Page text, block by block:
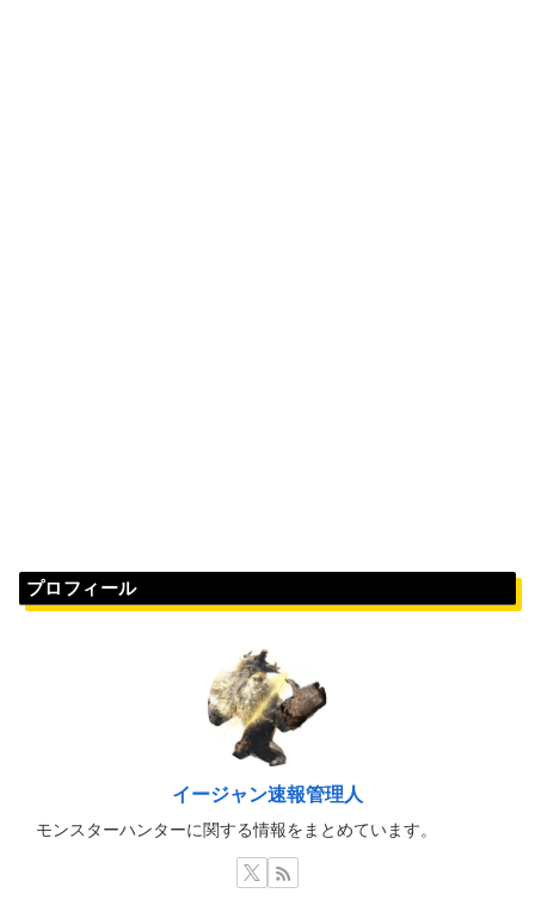
プロフィール
イージャン速報管理人
モンスターハンターに関する情報をまとめています。